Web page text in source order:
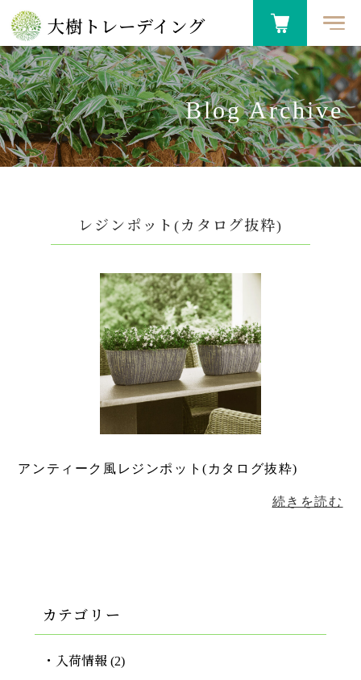
大樹トレーデイング
Blog Archive
レジンポット(カタログ抜粋)
アンティーク風レジンポット(カタログ抜粋)
続きを読む
カテゴリー
入荷情報 (2)